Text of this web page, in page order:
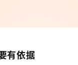
有依据